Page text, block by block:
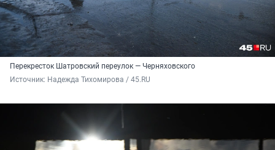
Перекресток Шатровский переулок — Черняховского
Источник: Надежда Тихомирова / 45.RU